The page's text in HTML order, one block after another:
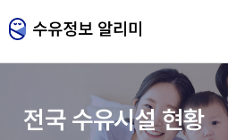
전국 수유시설 현황